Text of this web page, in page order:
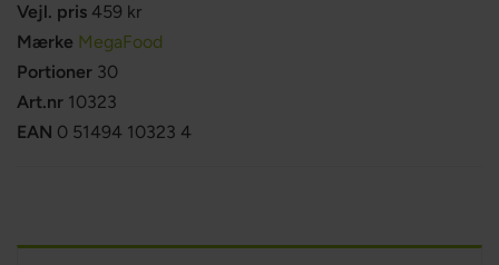
Vejl. pris 459 kr
Mærke MegaFood
Portioner 30
Art.nr 10323
EAN 0 51494 10323 4